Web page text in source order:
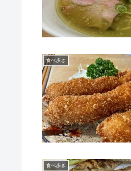
食べ歩き
食べ歩き